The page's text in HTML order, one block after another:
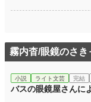
霧内杳/眼鏡のさ
小説 ライト文芸 完結
バスの眼鏡屋さんに